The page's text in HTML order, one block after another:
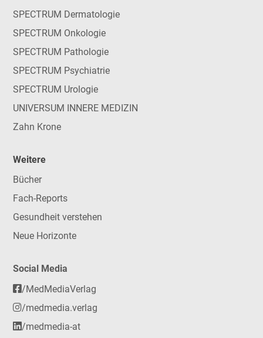
SPECTRUM Dermatologie
SPECTRUM Onkologie
SPECTRUM Pathologie
SPECTRUM Psychiatrie
SPECTRUM Urologie
UNIVERSUM INNERE MEDIZIN
Zahn Krone
Weitere
Bücher
Fach-Reports
Gesundheit verstehen
Neue Horizonte
Social Media
/MedMediaVerlag
/medmedia.verlag
/medmedia-at